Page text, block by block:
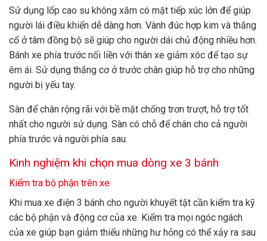
Sử dụng lốp cao su không xăm có mặt tiếp xúc lớn để giúp
người lái điều khiển dễ dàng hơn. Vành đúc hợp kim và thắng
cổ ở tâm đồng bộ sẽ giúp cho người dái chủ động nhiều hơn.
Bánh xe phía trước nối liền với thân xe giảm xóc để tạo sự
êm ái. Sử dụng thắng cơ ở trước chân giúp hỗ trợ cho những
người bị yếu tay.
Sàn để chân rộng rãi với bề mặt chống trơn trượt, hỗ trợ tốt
nhất cho người sử dụng. Sàn có chỗ để chân cho cả người
phía trước và người phía sau.
Kinh nghiệm khi chọn mua dòng xe 3 bánh
Kiểm tra bộ phận trên xe
Khi mua xe điện 3 bánh cho người khuyết tật cần kiểm tra kỹ
các bộ phận và động cơ của xe. Kiểm tra mọi ngóc ngách
của xe giúp bạn giảm thiểu những hư hỏng có thể xảy ra sau